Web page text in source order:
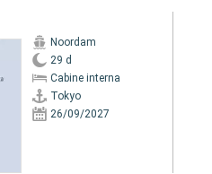
Noordam
29 d
Cabine interna
Tokyo
26/09/2027